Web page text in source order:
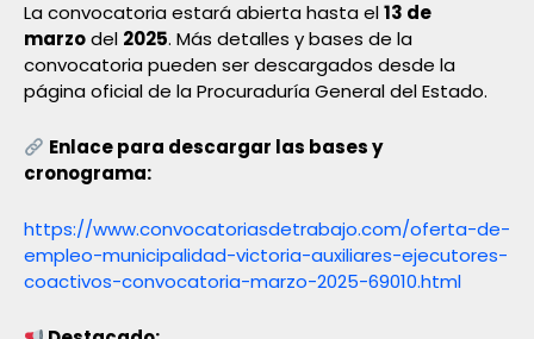
La convocatoria estará abierta hasta el13 de
marzodel 2025. Más detalles y bases de la
convocatoria pueden ser descargados desde la
página oficial de la Procuraduría General del Estado.
Enlace para descargar las bases y
cronograma:
https://www.convocatoriasdetrabajo.com/oferta-de-
empleo-municipalidad-victoria-auxiliares-ejecutores-
coactivos-convocatoria-marzo-2025-69010.html